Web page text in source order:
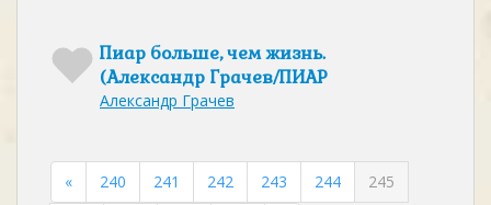
Пиар больше, чем жизнь.
(Александр Грачев/ПИАР
Александр Грачев
« 240 241 242 243 244
245